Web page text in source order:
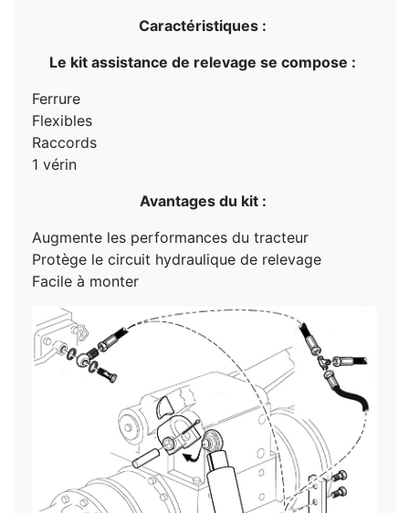
Caractéristiques :
Le kit assistance de relevage se compose :
Ferrure
Flexibles
Raccords
1 vérin
Avantages du kit :
Augmente les performances du tracteur
Protège le circuit hydraulique de relevage
Facile à monter